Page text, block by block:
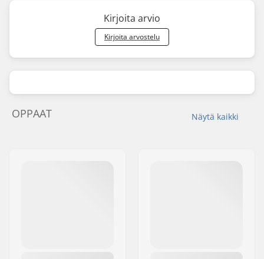
Kirjoita arvio
Kirjoita arvostelu
Näytä kaikki
OPPAAT